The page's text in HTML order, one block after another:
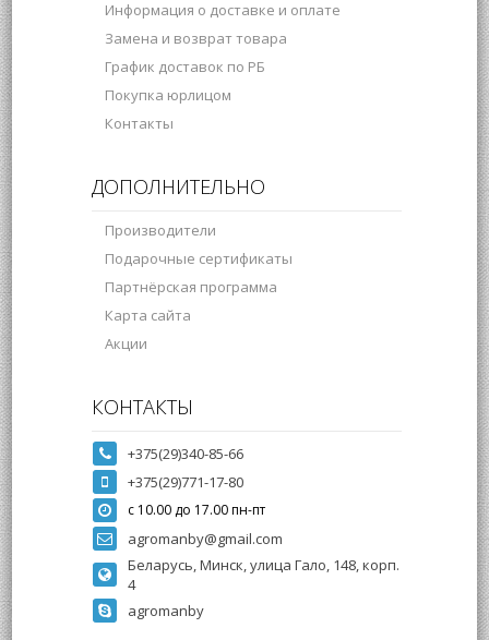
Информация о доставке и оплате
Замена и возврат товара
График доставок по РБ
Покупка юрлицом
Контакты
ДОПОЛНИТЕЛЬНО
Производители
Подарочные сертификаты
Партнёрская программа
Карта сайта
Акции
КОНТАКТЫ
+375(29)340-85-66
+375(29)771-17-80
с 10.00 до 17.00 пн-пт
agromanby@gmail.com
Беларусь, Минск, улица Гало, 148, корп.
4
agromanby